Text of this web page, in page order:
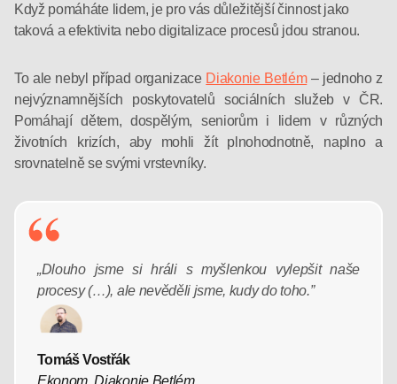
Když pomáháte lidem, je pro vás důležitější činnost jako
taková a efektivita nebo digitalizace procesů jdou stranou.
To ale nebyl případ organizace Diakonie Betlém– jednoho z
nejvýznamnějších poskytovatelů sociálních služeb v ČR.
Pomáhají dětem, dospělým, seniorům i lidem v různých
životních krizích, aby mohli žít plnohodnotně, naplno a
srovnatelně se svými vrstevníky.
„Dlouho jsme si hráli s myšlenkou vylepšit naše
procesy (…), ale nevěděli jsme, kudy do toho.”
Tomáš Vostřák
Ekonom, Diakonie Betlém